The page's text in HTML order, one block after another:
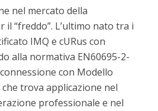
nel mercato della
“freddo”. L’ultimo nato tra i
IMQ e cURus con
alla normativa EN60695-2-
con Modello
trova applicazione nel
professionale e nel